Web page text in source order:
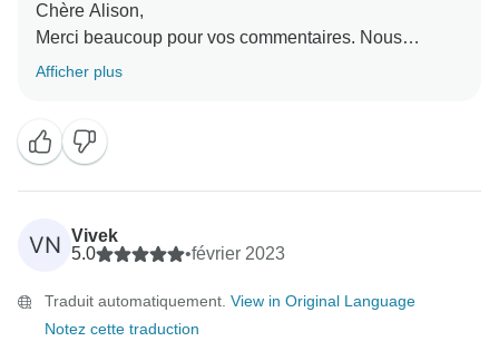
Chère Alison,
Merci beaucoup pour vos commentaires. Nous
apprécions vraiment que vous nous fassiez part de
organiser votre voyage dans notre pays.
La Colombie vous attend toujours les bras ouverts,
Andrea
Afficher plus
VN Vivek
5.0
•février 2023
Traduit automatiquement. View in Original Language
Notez cette traduction